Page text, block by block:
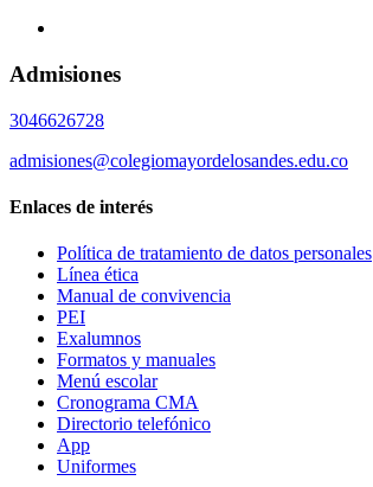
Admisiones
3046626728
admisiones@colegiomayordelosandes.edu.co
Enlaces de interés
Política de tratamiento de datos personales
Línea ética
Manual de convivencia
PEI
Exalumnos
Formatos y manuales
Menú escolar
Cronograma CMA
Directorio telefónico
App
Uniformes